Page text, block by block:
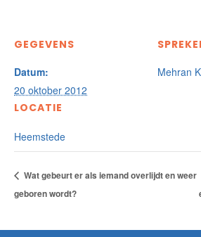
GEGEVENS
Datum:
20 oktober 2012
LOCATIE
Heemstede
Mehran
Wat gebeurt er als iemand overlijdt en weer
geboren wordt?